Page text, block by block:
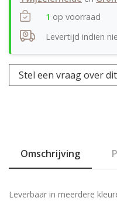
1 op voorraad
Levertijd indien
Stel een vraag over
Omschrijving
Leverbaar in meerdere